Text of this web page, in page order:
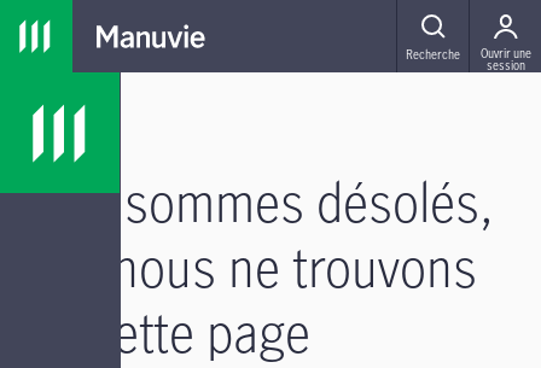
Passer à la navigation principale
Passer au contenu principal
Passer au pied de page
MENU
Recherche Ouvrir une
session
Nous sommes désolés,
mais nous ne trouvons
pas cette page